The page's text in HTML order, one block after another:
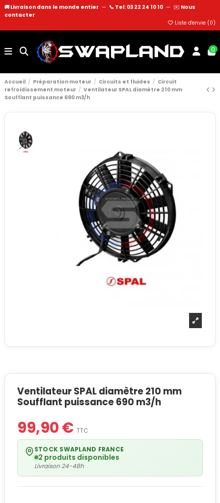
🚚 Livraison dans le monde entier — 📞 Tel: 03 22 24 10 10 — ✉️ Nous
contacter
Liste d'envie (0)
0
Accueil Préparation moteur Circuits et fluides
Circuit
refroidissement moteur
Ventilateur SPAL diamètre 210 mm
Soufflant puissance 690 m3/h
Ventilateur SPAL diamètre 210 mm
Soufflant puissance 690 m3/h
99,90 € TTC
STOCK SWAPLAND FRANCE
2 produits disponibles
Livraison 24-48h